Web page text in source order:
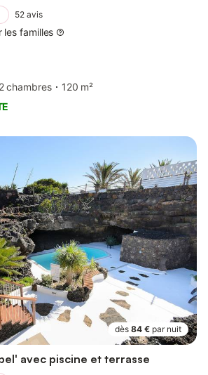
52 avis
les familles
2 chambres
120 m²
dès 84 € par nuit
avec piscine et terrasse